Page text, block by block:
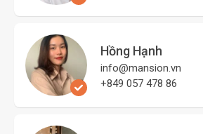
Hồng Hạnh
info@mansion.vn
+849 057 478 86